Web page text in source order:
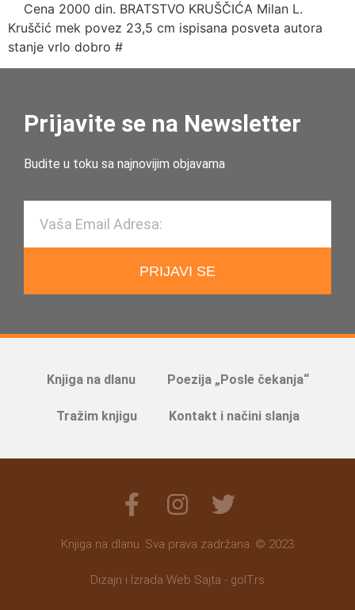
Cena 2000 din. BRATSTVO KRUŠČIĆA Milan L.
Kruščić mek povez 23,5 cm ispisana posveta autora
stanje vrlo dobro #
Prijavite se na Newsletter
Budite u toku sa najnovijim objavama
PRIJAVI SE
Knjiga na dlanu Poezija „Posle čekanja“
Tražim knjigu Kontakt i načini slanja
Knjiga na dlanu. Sva prava zadržana. © 2023
Dizajn i Izrada Web Sajta - goIT.rs